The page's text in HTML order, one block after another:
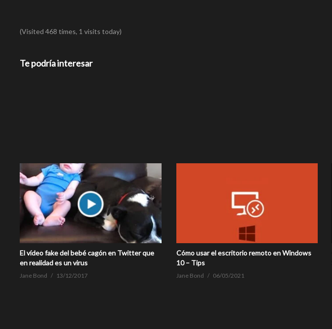
(Visited 468 times, 1 visits today)
Te podría interesar
El vídeo fake del bebé cagón en Twitter que
en realidad es un virus
Jane Bond 13/12/2017
Cómo usar el escritorio remoto en Windows
10 – Tips
Jane Bond 06/05/2021